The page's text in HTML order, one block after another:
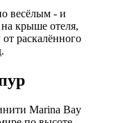
весёлым - и
крыше отеля,
раскалённого
Marina Bay